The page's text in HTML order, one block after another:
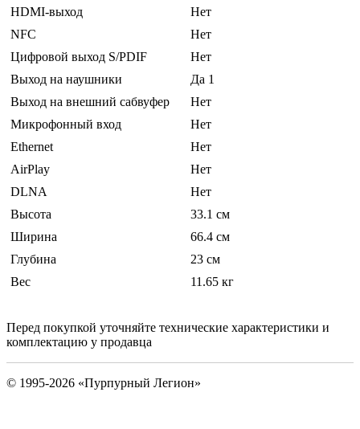
HDMI-выход
Нет
NFC
Нет
Цифровой выход S/PDIF
Нет
Выход на наушники
Да 1
Выход на внешний сабвуфер
Нет
Микрофонный вход
Нет
Ethernet
Нет
AirPlay
Нет
DLNA
Нет
Высота
33.1 см
Ширина
66.4 см
Глубина
23 см
Вес
11.65 кг
Перед покупкой уточняйте технические характеристики и
комплектацию у продавца
© 1995-2026 «Пурпурный Легион»